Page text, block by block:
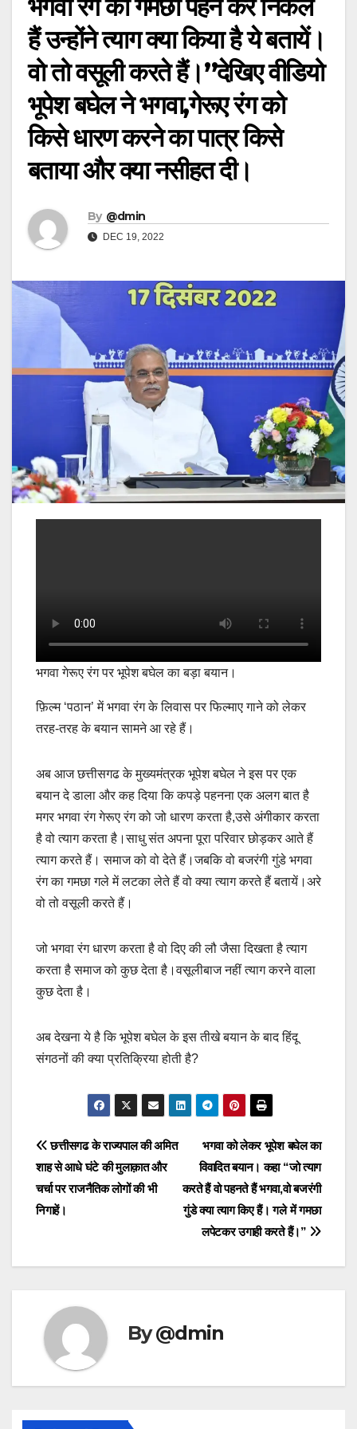
भगवा रंग का गमछा पहन कर निकले
हैं उन्होंने त्याग क्या किया है ये बतायें।
वो तो वसूली करते हैं।”देखिए वीडियो
भूपेश बघेल ने भगवा,गेरूए रंग को
किसे धारण करने का पात्र किसे
बताया और क्या नसीहत दी।
By @dmin
DEC 19, 2022
भगवा गेरूए रंग पर भूपेश बघेल का बड़ा बयान।
फ़िल्म ‘पठान’ में भगवा रंग के लिवास पर फिल्माए गाने को लेकर
तरह-तरह के बयान सामने आ रहे हैं।
अब आज छत्तीसगढ के मुख्यमंत्रक भूपेश बघेल ने इस पर एक
बयान दे डाला और कह दिया कि कपड़े पहनना एक अलग बात है
मगर भगवा रंग गेरूए रंग को जो धारण करता है,उसे अंगीकार करता
है वो त्याग करता है।साधु संत अपना पूरा परिवार छोड़कर आते हैं
त्याग करते हैं। समाज को वो देते हैं।जबकि वो बजरंगी गुंडे भगवा
रंग का गमछा गले में लटका लेते हैं वो क्या त्याग करते हैं बतायें।अरे
वो तो वसूली करते हैं।
जो भगवा रंग धारण करता है वो दिए की लौ जैसा दिखता है त्याग
करता है समाज को कुछ देता है।वसूलीबाज नहीं त्याग करने वाला
कुछ देता है।
अब देखना ये है कि भूपेश बघेल के इस तीखे बयान के बाद हिंदू
संगठनों की क्या प्रतिक्रिया होती है?
Post
navigation
भगवा को लेकर भूपेश बघेल का
विवादित बयान। कहा “जो त्याग
करते हैं वो पहनते हैं भगवा,वो बजरंगी
गुंडे क्या त्याग किए हैं। गले में गमछा
लपेटकर उगाही करते हैं।”
छत्तीसगढ के राज्यपाल की अमित
शाह से आधे घंटे की मुलाक़ात और
चर्चा पर राजनैतिक लोगों की भी
निगाहें।
By@dmin